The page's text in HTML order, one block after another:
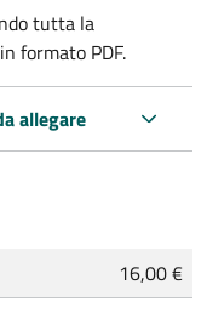
tutta la
formato PDF.
allegare
16,00 €